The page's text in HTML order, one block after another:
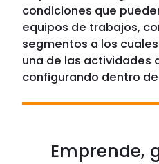
condiciones que
equipos de trabajos,
segmentos a los
una de las actividades
configurando dentro
Emprende,